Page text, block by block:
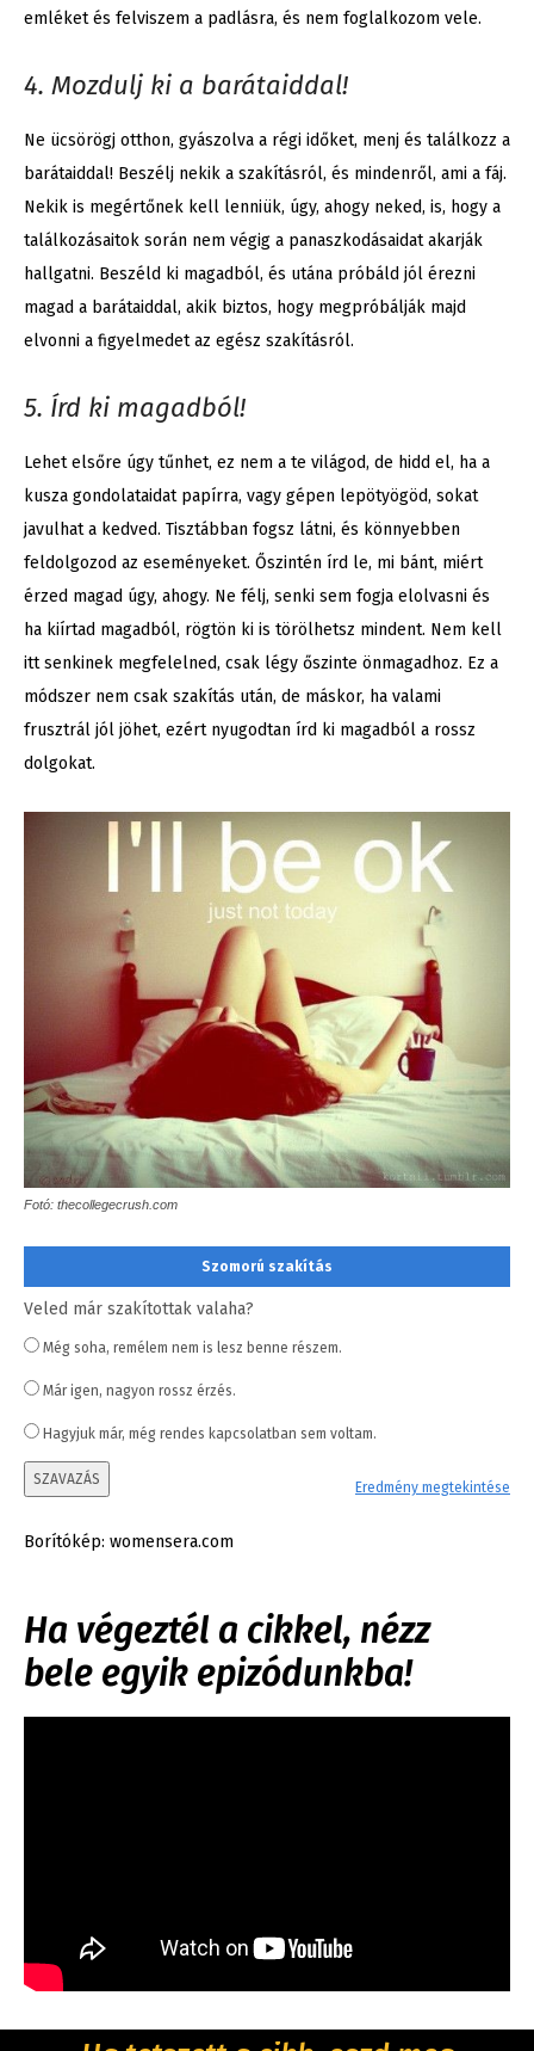
emléket és felviszem a padlásra, és nem foglalkozom vele.
4. Mozdulj ki a barátaiddal!
Ne ücsörögj otthon, gyászolva a régi időket, menj és találkozz a
barátaiddal! Beszélj nekik a szakításról, és mindenről, ami a fáj.
Nekik is megértőnek kell lenniük, úgy, ahogy neked, is, hogy a
találkozásaitok során nem végig a panaszkodásaidat akarják
hallgatni. Beszéld ki magadból, és utána próbáld jól érezni
magad a barátaiddal, akik biztos, hogy megpróbálják majd
elvonni a figyelmedet az egész szakításról.
5. Írd ki magadból!
Lehet elsőre úgy tűnhet, ez nem a te világod, de hidd el, ha a
kusza gondolataidat papírra, vagy gépen lepötyögöd, sokat
javulhat a kedved. Tisztábban fogsz látni, és könnyebben
feldolgozod az eseményeket. Őszintén írd le, mi bánt, miért
érzed magad úgy, ahogy. Ne félj, senki sem fogja elolvasni és
ha kiírtad magadból, rögtön ki is törölhetsz mindent. Nem kell
itt senkinek megfelelned, csak légy őszinte önmagadhoz. Ez a
módszer nem csak szakítás után, de máskor, ha valami
frusztrál jól jöhet, ezért nyugodtan írd ki magadból a rossz
dolgokat.
Fotó: thecollegecrush.com
Szomorú szakítás
Veled már szakítottak valaha?
Még soha, remélem nem is lesz benne részem.
Már igen, nagyon rossz érzés.
Hagyjuk már, még rendes kapcsolatban sem voltam.
SZAVAZÁS Eredmény megtekintése
Borítókép: womensera.com
Ha végeztél a cikkel, nézz
bele egyik epizódunkba!